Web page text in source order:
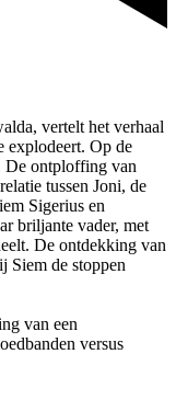
vertelt het verhaal
explodeert. Op de
De ontploffing van
tussen Joni, de
Sigerius en
briljante vader, met
De ontdekking van
Siem de stoppen
van een
versus